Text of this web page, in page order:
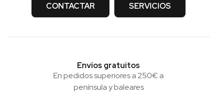
CONTACTAR SERVICIOS
Envíos gratuitos
En pedidos superiores a 250€ a
península y baleares